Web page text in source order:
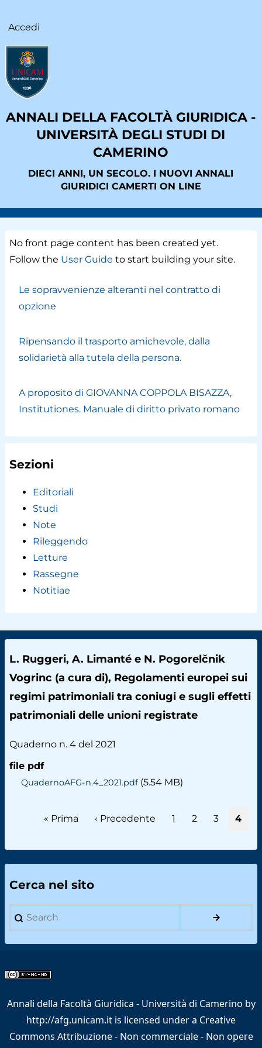
principale
User
account
menu
Accedi
ANNALI DELLA FACOLTÀ GIURIDICA -
UNIVERSITÀ DEGLI STUDI DI
CAMERINO
DIECI ANNI, UN SECOLO. I NUOVI ANNALI
GIURIDICI CAMERTI ON LINE
navigation
No front page content has been created yet.
Follow the User Guide to start building your site.
Le sopravvenienze alteranti nel contratto di
opzione
Ripensando il trasporto amichevole, dalla
solidarietà alla tutela della persona.
A proposito di GIOVANNA COPPOLA BISAZZA,
Institutiones. Manuale di diritto privato romano
Sezioni
Editoriali
Studi
Note
Rileggendo
Letture
Rassegne
Notitiae
L. Ruggeri, A. Limanté e N. Pogorelčnik
Vogrinc (a cura di), Regolamenti europei sui
regimi patrimoniali tra coniugi e sugli effetti
patrimoniali delle unioni registrate
Quaderno n. 4 del 2021
file pdf
QuadernoAFG-n.4_2021.pdf (5.54 MB)
Prima
« Prima
Pagina
‹ Precedente Page
1 Page
2 Page
3 4
Cerca nel sito
Search
Annali della Facoltà Giuridica - Università di Camerino by
http://afg.unicam.it is licensed under a Creative
Commons Attribuzione - Non commerciale - Non opere